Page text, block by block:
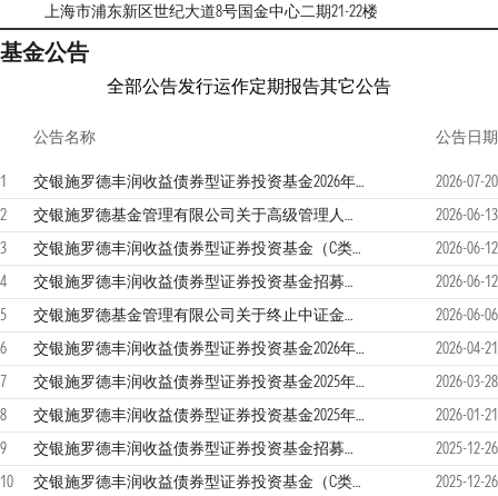
上海市浦东新区世纪大道8号国金中心二期21-22楼
基金公告
全部公告发行运作定期报告其它公告
公告名称 公告日期
1 交银施罗德丰润收益债券型证券投资基金2026年第2季度报告
2026-07-20
2
交银施罗德基金管理有限公司关于高级管理人员变更的公告
2026-06-13
3
交银施罗德丰润收益债券型证券投资基金（C类份额）基金产品资料概要更新
2026-06-12
4
交银施罗德丰润收益债券型证券投资基金招募说明书更新
2026-06-12
5
交银施罗德基金管理有限公司关于终止中证金牛（北京）基金销售有限公司办理相关销售业务的公告
2026-06-06
6
交银施罗德丰润收益债券型证券投资基金2026年第1季度报告
2026-04-21
7
交银施罗德丰润收益债券型证券投资基金2025年年度报告
2026-03-28
8
交银施罗德丰润收益债券型证券投资基金2025年第4季度报告
2026-01-21
9
交银施罗德丰润收益债券型证券投资基金招募说明书更新
2025-12-26
10
交银施罗德丰润收益债券型证券投资基金（C类份额）基金产品资料概要更新 2025-12-26